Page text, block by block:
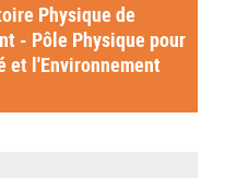
Physique de
- Pôle Physique pour
et l'Environnement